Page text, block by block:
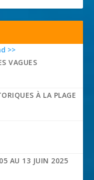
>>
VAGUES
À LA PLAGE
AU 13 JUIN 2025